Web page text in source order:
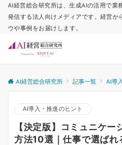
AI経営総合研究所は、生成AIの活用で業
発信する法人向けメディアです。経営か
ウや事例をお届けします。
AI経営総合研究所 記事一覧 AI導
AI導入・推進のヒント
【決定版】コミュニケー
方法10選｜仕事で選ばれ